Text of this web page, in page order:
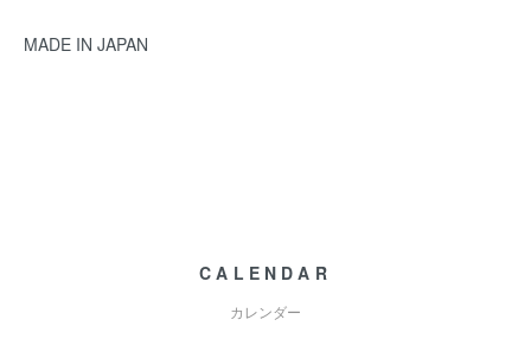
MADE IN JAPAN
CALENDAR
カレンダー